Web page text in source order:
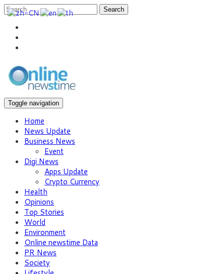
Search
Toggle navigation
Home
News Update
Business News
Event
Digi News
Apps Update
Crypto Currency
Health
Opinions
Top Stories
World
Environment
Online newstime Data
PR News
Society